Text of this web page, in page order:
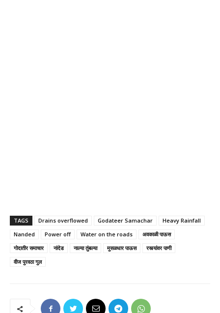
TAGS Drains overflowed Godateer Samachar
Heavy Rainfall
Nanded
Power off Water on the roads
अवकाळी पाऊस
गोदातीर समाचार
नांदेड नाल्या तुंबल्या मुसळधार पाऊस
रस्त्यांवर पाणी
वीज पुरवठा गुल